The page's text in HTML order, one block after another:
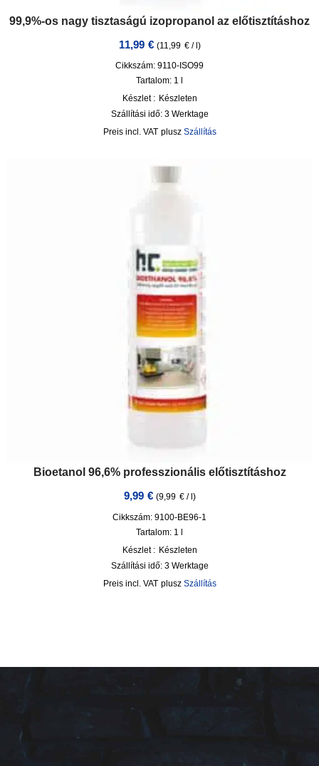
99,9%-os nagy tisztaságú izopropanol az előtisztításhoz
11,99 € (11,99 €/l)
Cikkszám: 9110-ISO99
Tartalom: 1
Készlet : Készleten
Szállítási idő: 3 Werktage
incl. VAT plusz Szállítás
Bioetanol 96,6% professzionális előtisztításhoz
9,99 € (9,99 €/ )
Cikkszám: 9100-BE96-1
Tartalom: 1 l
Készlet : Készleten
Szállítási idő: 3 Werktage
incl. VAT plusz Szállítás